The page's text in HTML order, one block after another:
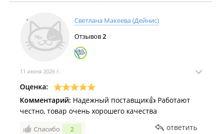
Светлана Макеева (Дейнис)
Отзывов2
11 июня 2026 г.
Оценка:
Комментарий: Надежный поставщик👍 Работают
честно, товар очень хорошего качества
Спасибо 2 ответить